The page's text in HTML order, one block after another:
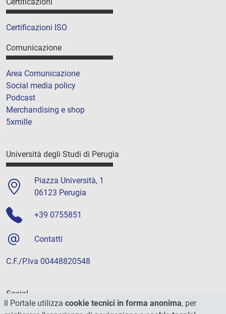
Certificazioni ISO
Comunicazione
Area Comunicazione
Social media policy
Podcast
Merchandising e shop
5xmille
Università degli Studi di Perugia
Piazza Università, 1
06123 Perugia
+39 0755851
Contatti
C.F./P.Iva 00448820548
Social
Il Portale utilizza cookie tecnici in forma anonima, per